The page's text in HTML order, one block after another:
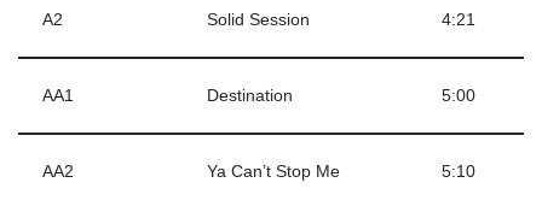
A2 Solid Session 4:21
AA1 Destination 5:00
AA2 Ya Can’t Stop Me 5:10